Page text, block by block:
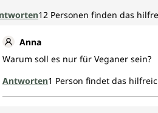
12 Personen finden das
Anna
Warum soll es nur für Veganer sein?
Antworten1 Person findet das